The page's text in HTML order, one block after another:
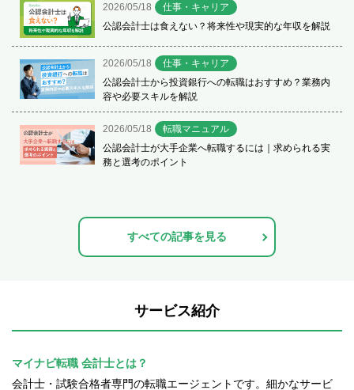
2026/05/18
仕事・キャリア
公認会計士は食えない？将来性や現実的な年収を解説
2026/05/18
仕事・キャリア
公認会計士から投資銀行への転職はおすすめ？業務内
容や必要スキルを解説
2026/05/18
転職マニュアル
公認会計士が大手企業へ転職するには｜求められる実
務と選考のポイント
すべての記事を見る
サービス紹介
マイナビ転職 会計士とは？
会計士・試験合格者専門の転職エージェントです。細かなサービ